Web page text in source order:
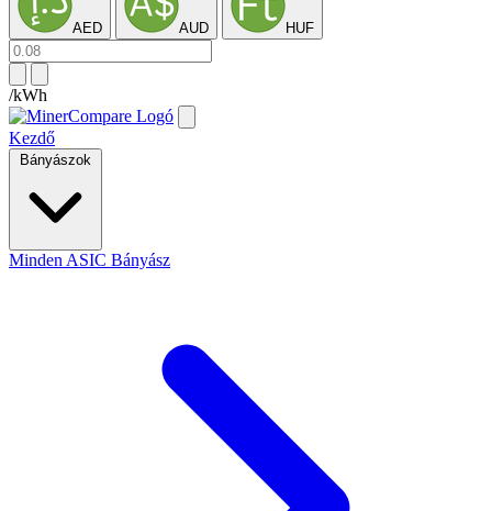
AED AUD HUF
/kWh
Kezdő
Bányászok
Minden ASIC Bányász